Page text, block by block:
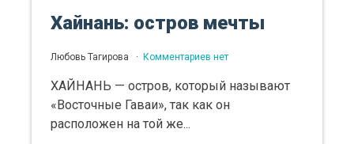
Хайнань: остров мечты
Любовь Тагирова Комментариев нет
ХАЙНАНЬ — остров, который называют
«Восточные Гаваи», так как он
расположен на той же...